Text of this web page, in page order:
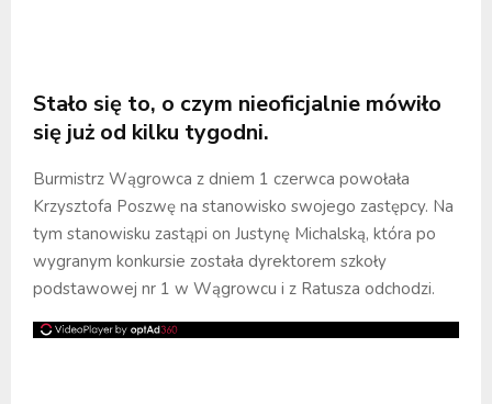
Stało się to, o czym nieoficjalnie mówiło
się już od kilku tygodni.
Burmistrz Wągrowca z dniem 1 czerwca powołała
Krzysztofa Poszwę na stanowisko swojego zastępcy. Na
tym stanowisku zastąpi on Justynę Michalską, która po
wygranym konkursie została dyrektorem szkoły
podstawowej nr 1 w Wągrowcu i z Ratusza odchodzi.